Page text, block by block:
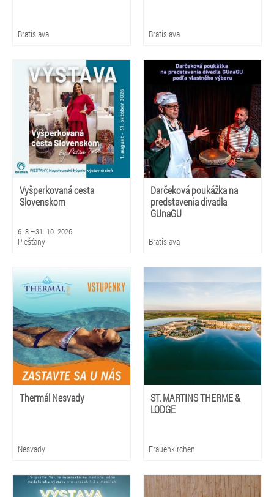
Bratislava Bratislava
Vyšperkovaná cesta
Slovenskom
6. 8.–31. 10. 2026
Piešťany
Darčeková poukážka na
predstavenia divadla
GUnaGU
Bratislava
Thermál Nesvady
Nesvady
ST. MARTINS THERME &
LODGE
Frauenkirchen